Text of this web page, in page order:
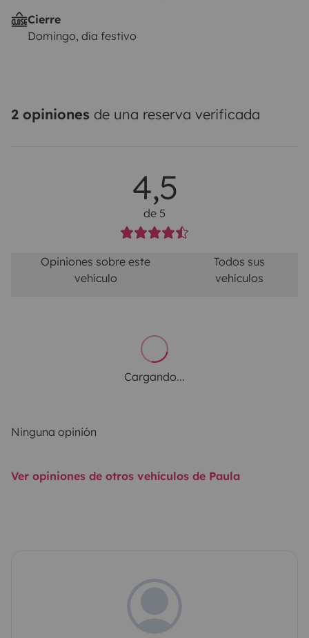
Cierre
Domingo, día festivo
2 opiniones de una reserva verificada
4,5
de 5
Opiniones sobre este
vehículo
Todos sus
vehículos
Cargando...
Ninguna opinión
Ver opiniones de otros vehículos de Paula